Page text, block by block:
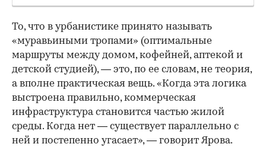
То, что в урбанистике принято называть
«муравьиными тропами» (оптимальные
маршруты между домом, кофейней, аптекой и
детской студией), — это, по ее словам, не теория,
а вполне практическая вещь. «Когда эта логика
выстроена правильно, коммерческая
инфраструктура становится частью жилой
среды. Когда нет — существует параллельно с
ней и постепенно угасает», — говорит Ярова.